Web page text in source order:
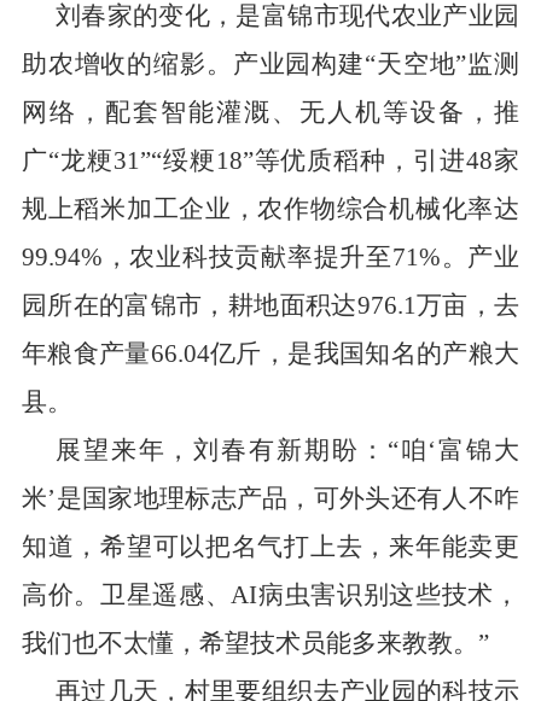
刘春家的变化，是富锦市现代农业产业园
助农增收的缩影。产业园构建“天空地”监测
网络，配套智能灌溉、无人机等设备，推
广“龙粳31”“绥粳18”等优质稻种，引进48家
规上稻米加工企业，农作物综合机械化率达
99.94% ，农业科技贡献率提升至71%。产业
园所在的富锦市，耕地面积达976.1万亩，去
年粮食产量66.04亿斤，是我国知名的产粮大
县。
展望来年，刘春有新期盼： “咱‘富锦大
米’是国家地理标志产品，可外头还有人不咋
知道，希望可以把名气打上去，来年能卖更
高价。卫星遥感、AI病虫害识别这些技术，
我们也不太懂，希望技术员能多来教教。 ”
再过几天，村里要组织去产业园的科技示